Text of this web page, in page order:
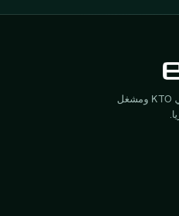
شركة إدارة وجهات مسجلة في KTO ومشغل